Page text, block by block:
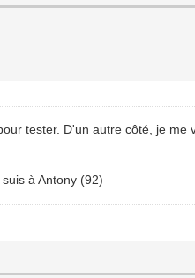
tester. D'un autre côté, je
à Antony (92)